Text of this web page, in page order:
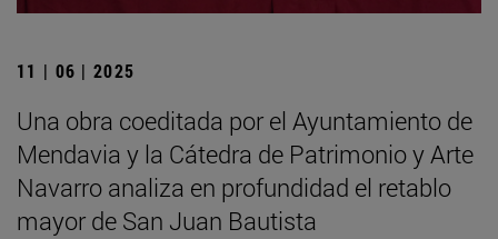
11 | 06 | 2025
Una obra coeditada por el Ayuntamiento de
Mendavia y la Cátedra de Patrimonio y Arte
Navarro analiza en profundidad el retablo
mayor de San Juan Bautista